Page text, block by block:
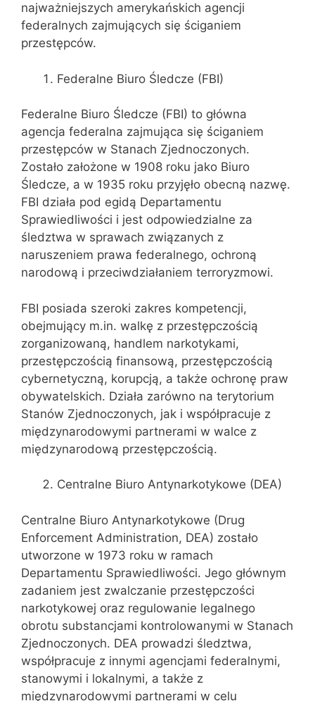
najważniejszych amerykańskich agencji
federalnych zajmujących się ściganiem
przestępców.
Federalne Biuro Śledcze (FBI)
Federalne Biuro Śledcze (FBI) to główna
agencja federalna zajmująca się ściganiem
przestępców w Stanach Zjednoczonych.
Zostało założone w 1908 roku jako Biuro
Śledcze, a w 1935 roku przyjęło obecną nazwę.
FBI działa pod egidą Departamentu
Sprawiedliwości i jest odpowiedzialne za
śledztwa w sprawach związanych z
naruszeniem prawa federalnego, ochroną
narodową i przeciwdziałaniem terroryzmowi.
FBI posiada szeroki zakres kompetencji,
obejmujący m.in. walkę z przestępczością
zorganizowaną, handlem narkotykami,
przestępczością finansową, przestępczością
cybernetyczną, korupcją, a także ochronę praw
obywatelskich. Działa zarówno na terytorium
Stanów Zjednoczonych, jak i współpracuje z
międzynarodowymi partnerami w walce z
międzynarodową przestępczością.
Centralne Biuro Antynarkotykowe (DEA)
Centralne Biuro Antynarkotykowe (Drug
Enforcement Administration, DEA) zostało
utworzone w 1973 roku w ramach
Departamentu Sprawiedliwości. Jego głównym
zadaniem jest zwalczanie przestępczości
narkotykowej oraz regulowanie legalnego
obrotu substancjami kontrolowanymi w Stanach
Zjednoczonych. DEA prowadzi śledztwa,
współpracuje z innymi agencjami federalnymi,
stanowymi i lokalnymi, a także z
międzynarodowymi partnerami w celu